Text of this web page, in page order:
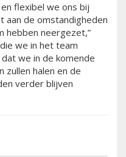
flexibel we ons bij
aan de omstandigheden
hebben neergezet,”
we in het team
we in de komende
halen en de
verder blijven